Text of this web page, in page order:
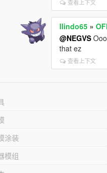
查看上下文
llindo65 »
@NEGVS
that ez
查看上下文
涂装
模组